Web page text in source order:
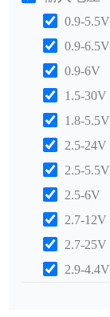
0.9-5.5V
0.9-6.5V
0.9-6V
1.5-30V
1.8-5.5V
2.5-24V
2.5-5.5V
2.5-6V
2.7-12V
2.7-25V
2.9-4.4V